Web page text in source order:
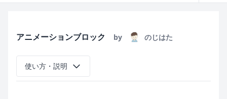
アニメーションブロック by のじはた
使い方・説明